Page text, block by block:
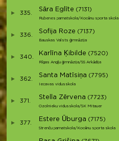
335.
Sāra Eglīte (7131)
Rubenes pamatskola/Kocēnu sporta skola
336.
Sofija Roze (7137)
Bauskas Valsts ģimnāzija
340.
Karlīna Ķibilde (7520)
Rīgas Angļu ģimnāzija/SS Arkādija
362.
Santa Matīsiņa (7795)
Iecavas vidusskola
371.
Stella Zērvena (7723)
Ozolnieku vidusskola/SK Mitauer
377.
Estere Ūburga (7175)
Strenču pamatskola/Kocēnu sporta skola